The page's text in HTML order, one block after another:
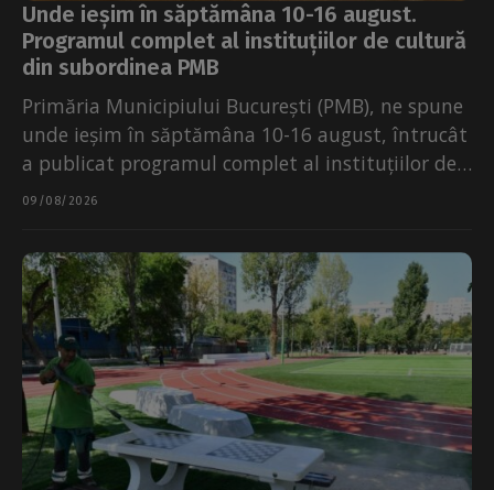
Unde ieșim în săptămâna 10-16 august.
Programul complet al instituțiilor de cultură
din subordinea PMB
Primăria Municipiului București (PMB), ne spune
unde ieșim în săptămâna 10-16 august, întrucât
a publicat programul complet al instituțiilor de
cultură aflate în...
09/08/2026